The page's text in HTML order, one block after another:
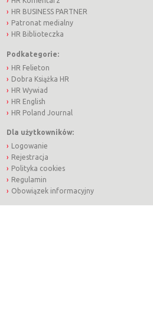
HR BUSINESS PARTNER
Patronat medialny
HR Biblioteczka
Podkategorie:
HR Felieton
Dobra Książka HR
HR Wywiad
HR English
HR Poland Journal
Dla użytkowników:
Logowanie
Rejestracja
Polityka cookies
Regulamin
Obowiązek informacyjny